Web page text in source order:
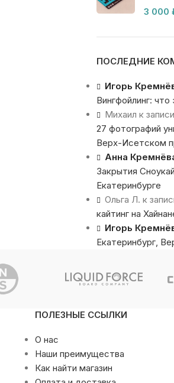
3 000
ПОСЛЕДНИЕ
Игорь
Вингфойлинг: что
Михаил к записи
27 фотографий
Верх-Исетском
Анна
Закрытия
Екатеринбурге
Ольга Л. к
кайтинг на
Игорь
Екатеринбург,
ПОЛЕЗНЫЕ ССЫЛКИ
О нас
Наши преимущества
Как найти магазин